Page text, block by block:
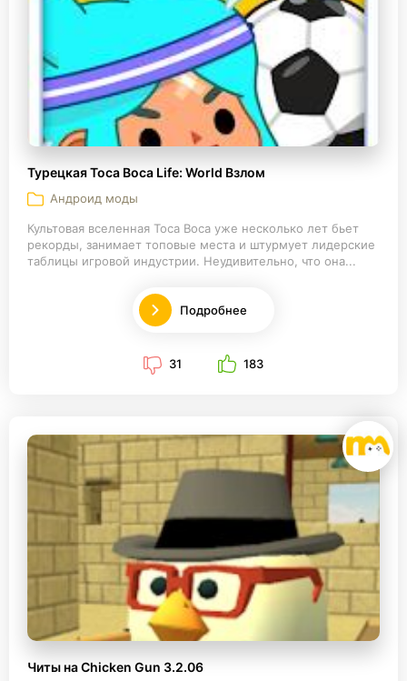
Турецкая Toca Boca Life: World Взлом
Андроид моды
Культовая вселенная Toca Boca уже несколько лет бьет
рекорды, занимает топовые места и штурмует лидерские
таблицы игровой индустрии. Неудивительно, что она...
Подробнее
31 183
Читы на Chicken Gun 3.2.06